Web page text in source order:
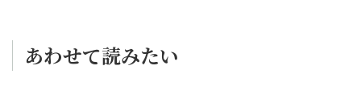
あわせて読みたい